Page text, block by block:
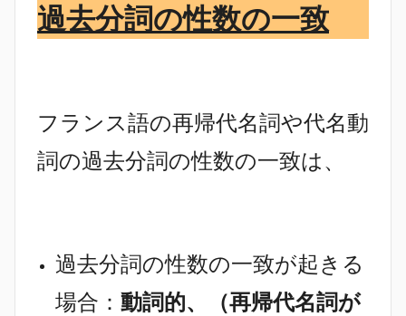
過去分詞の性数の一致
フランス語の再帰代名詞や代名動
詞の過去分詞の性数の一致は、
過去分詞の性数の一致が起きる
場合： 動詞的、（再帰代名詞が